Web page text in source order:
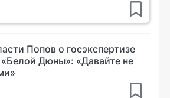
Попов о госэкспертизе
Дюны»: «Давайте не